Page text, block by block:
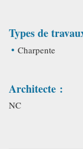
Types de
Charpente
Architecte :
NC